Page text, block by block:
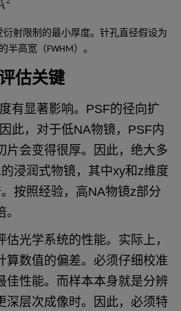
射限制的最小厚度。针孔直径假设为
高宽（FWHM）。
估关键
有显著影响。PSF的径向扩
此，对于低NA物镜，PSF内
片会变得很厚。因此，绝大多
浸润式物镜，其中xy和z维度
按照经验，高NA物镜z部分
光学系统的性能。实际上，
算数值的偏差。必须仔细校准
佳性能。而样本本身就是分辨
深层次成像时。因此，必须特